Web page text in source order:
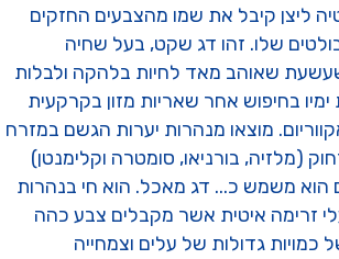
ליצן קיבל את שמו מהצבעים החזקים
שלו. זהו דג שקט, בעל שחיה
שאוהב מאד לחיות בלהקה ולבלות
בחיפוש אחר שאריות מזון בקרקעית
מוצאו מנהרות יערות הגשם במזרח
(מלזיה, בורניאו, סומטרה וקלימנטן)
הוא משמש כ... דג מאכל. הוא חי בנהרות
זרימה איטית אשר מקבלים צבע כהה
כמויות גדולות של עלים וצמחייה